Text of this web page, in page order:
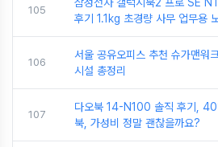
105
후기 1.1kg 초경량 사무 업무용
106
서울 공유오피스 추천 슈가맨
시설 총정리
107
다오북 14-N100 솔직 후기, 40
북, 가성비 정말 괜찮을까요?